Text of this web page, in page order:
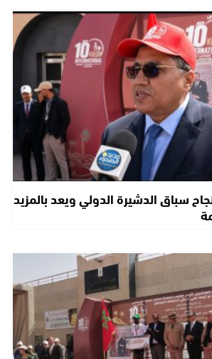
سباق الدشيرة الدولي ويعد بالمزيد